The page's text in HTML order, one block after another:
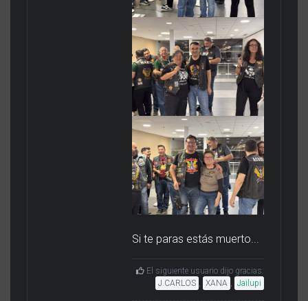
Si te paras estás muerto...
El siguiente usuario dijo gracias:
J.CARLOS , XANA , Jailupi